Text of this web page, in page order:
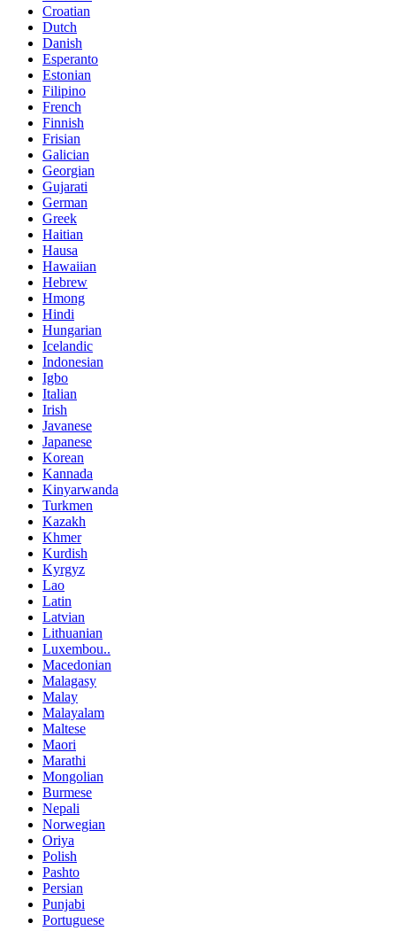
Croatian
Dutch
Danish
Esperanto
Estonian
Filipino
French
Finnish
Frisian
Galician
Georgian
Gujarati
German
Greek
Haitian
Hausa
Hawaiian
Hebrew
Hmong
Hindi
Hungarian
Icelandic
Indonesian
Igbo
Italian
Irish
Javanese
Japanese
Korean
Kannada
Kinyarwanda
Turkmen
Kazakh
Khmer
Kurdish
Kyrgyz
Lao
Latin
Latvian
Lithuanian
Luxembou..
Macedonian
Malagasy
Malay
Malayalam
Maltese
Maori
Marathi
Mongolian
Burmese
Nepali
Norwegian
Oriya
Polish
Pashto
Persian
Punjabi
Portuguese